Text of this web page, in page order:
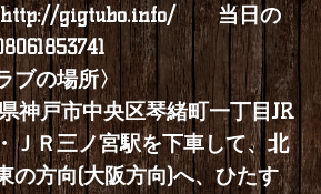
http://gigtubo.info/当日の
ブの場所〉
神戸市中央区琴緒町一丁目JR
ＪＲ三ノ宮駅を下車して、北
の方向(大阪方向)へ、ひたす